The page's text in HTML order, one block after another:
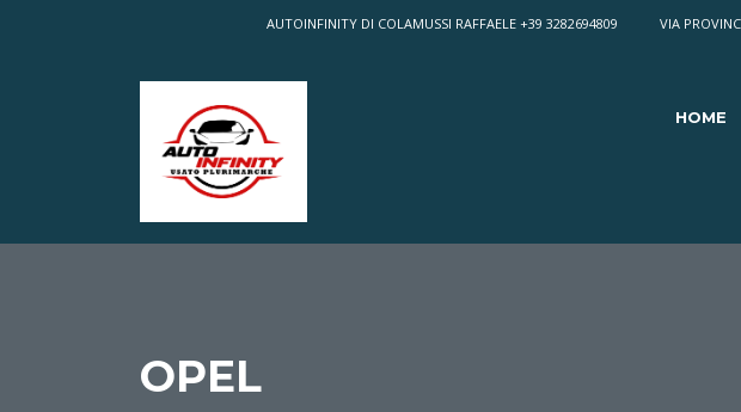
VIA
AUTOINFINITY DI COLAMUSSI RAFFAELE +39 3282694809
HOME
OPEL